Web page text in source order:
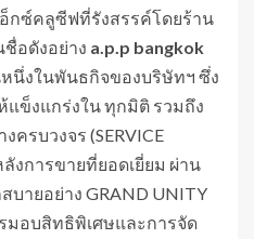
กซ์คลูซีฟที่รังสรรค์โดยร้าน
อดังอย่าง a.p.p bangkok
นึ่งในพันธกิจของบริษัทฯ ซึ่ง
ข็งแกร่งใน ทุกมิติ รวมถึง
รบวงจร (SERVICE
ลังการขายที่ยอดเยี่ยม ผ่าน
บายอย่าง GRAND UNITY
มอบสิทธิพิเศษและการจัด